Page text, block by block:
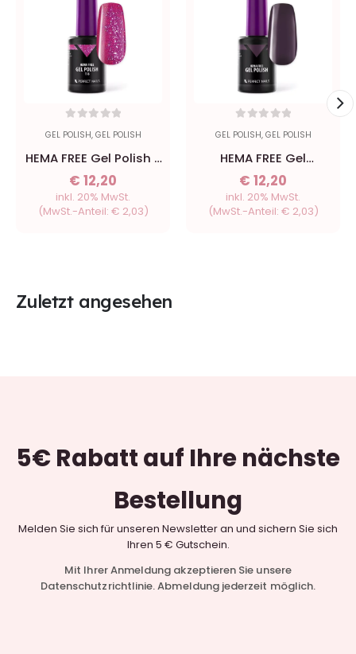
GEL POLISH, GEL POLISH
HEMA FREE Gel Polish -
118 Nordic Pink - 8ml
€ 12,20
inkl. 20% MwSt.
(MwSt.-Anteil: € 2,03)
GEL POLISH, GEL POLISH
HEMA FREE Gel
Eggplant - 8ml
€ 12,20
inkl. 20% MwSt.
(MwSt.-Anteil: € 2,03)
Zuletzt angesehen
5€ Rabattauf Ihre nächste
Bestellung
Melden Sie sich für unseren Newsletter an und sichern Sie sich
Ihren 5 € Gutschein.
Mit Ihrer Anmeldung akzeptieren Sie unsere
Datenschutzrichtlinie. Abmeldung jederzeit möglich.